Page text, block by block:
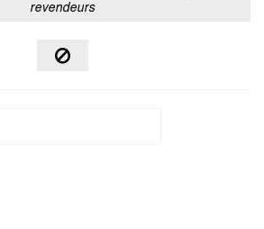
revendeurs